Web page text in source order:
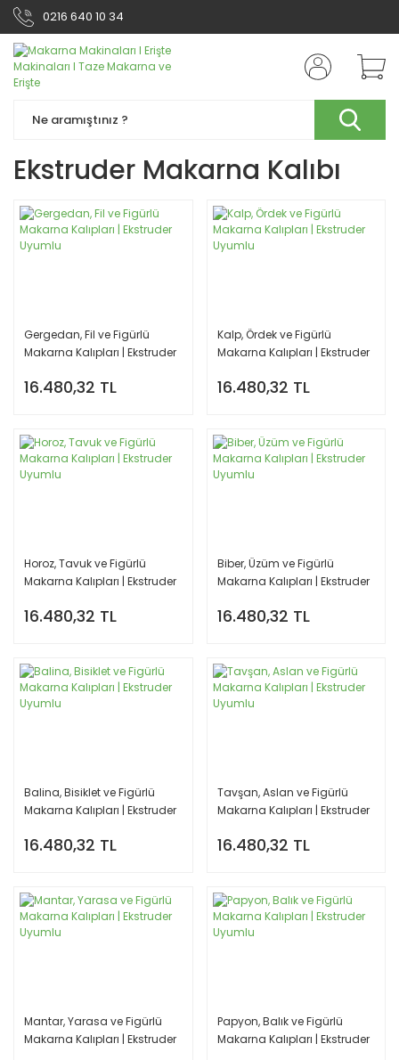
0216 640 10 34
Ekstruder Makarna Kalıbı
Gergedan, Fil ve Figürlü
Makarna Kalıpları | Ekstruder
16.480,32 TL
Kalp, Ördek ve Figürlü
Makarna Kalıpları | Ekstruder
16.480,32 TL
Horoz, Tavuk ve Figürlü
Makarna Kalıpları | Ekstruder
16.480,32 TL
Biber, Üzüm ve Figürlü
Makarna Kalıpları | Ekstruder
16.480,32 TL
Balina, Bisiklet ve Figürlü
Makarna Kalıpları | Ekstruder
16.480,32 TL
Tavşan, Aslan ve Figürlü
Makarna Kalıpları | Ekstruder
16.480,32 TL
Mantar, Yarasa ve Figürlü
Makarna Kalıpları | Ekstruder
Papyon, Balık ve Figürlü
Makarna Kalıpları | Ekstruder